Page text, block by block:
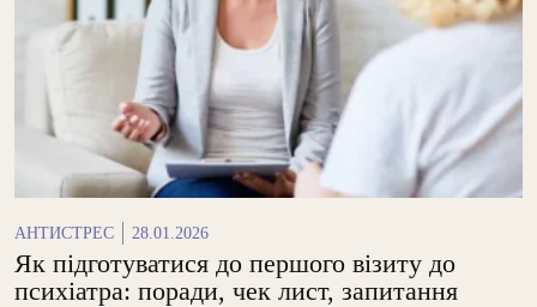
АНТИСТРЕС 28.01.2026
Як підготуватися до першого візиту до
психіатра: поради, чек лист, запитання